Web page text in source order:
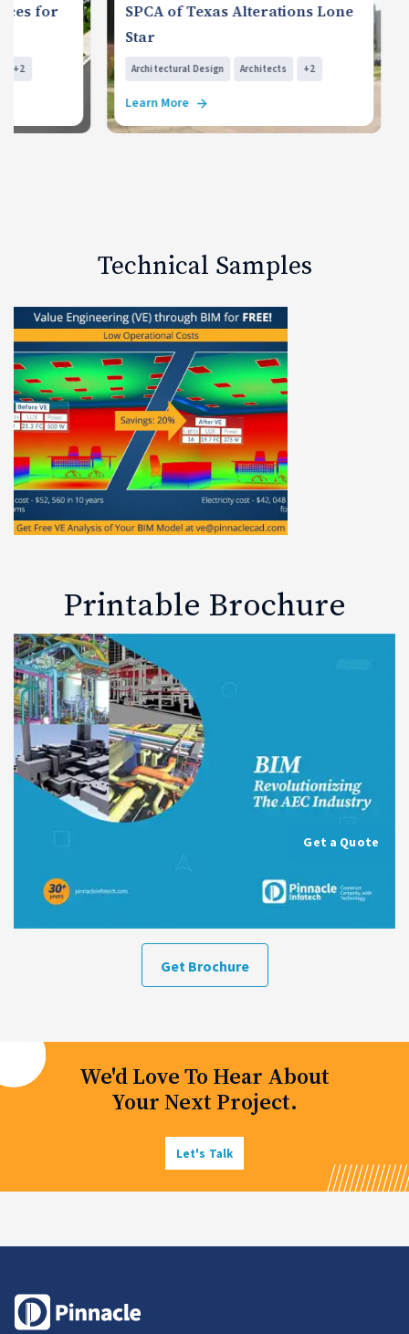
SPCA of Texas Alterations Lone
Star
Architectural Design Architects +2
Learn More
Technical Samples
Printable Brochure
Get Brochure
We'd Love To Hear About
Your Next Project.
Let's Talk
Get a Quote